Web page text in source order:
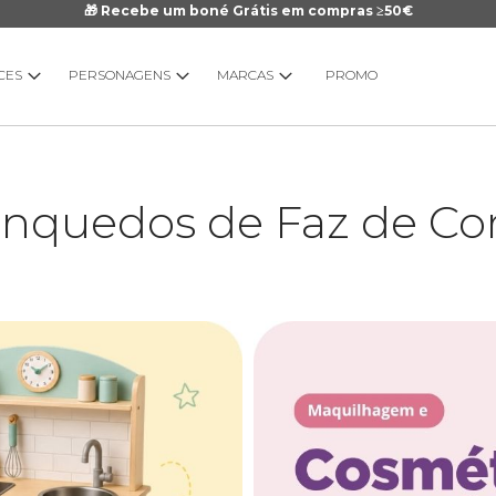
🎁 Recebe um boné Grátis em compras ≥50€
PERSONAGENS MARCAS PROMO
de Faz de